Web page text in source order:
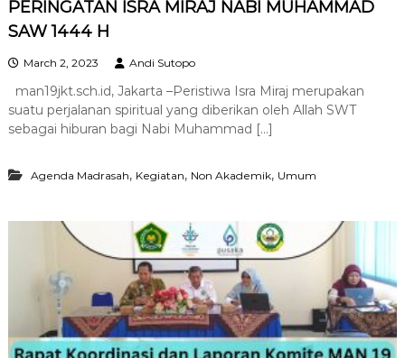
PERINGATAN ISRA MIRAJ NABI MUHAMMAD
SAW 1444 H
March 2, 2023 Andi Sutopo
man19jkt.sch.id, Jakarta –Peristiwa Isra Miraj merupakan
suatu perjalanan spiritual yang diberikan oleh Allah SWT
sebagai hiburan bagi Nabi Muhammad […]
Agenda Madrasah, Kegiatan, Non Akademik, Umum